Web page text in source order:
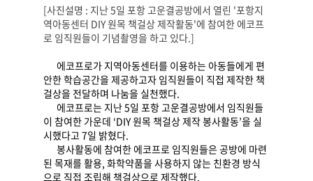
[사진설명 : 지난5일 포항 고운결공방에서 열린 '포항지
역아동센터 DIY원목 책걸상 제작활동'에 참여한 에코프
로 임직원들이 기념촬영을 하고 있다.]
에코프로가 지역아동센터를 이용하는 아동들에게 편
안한 학습공간을 제공하고자 임직원들이 직접 제작한 책
걸상을 전달하며 나눔을 실천했다.
에코프로는 지난5일 포항 고운결공방에서 임직원들
이 참여한 가운데 ‘DIY원목 책걸상 제작 봉사활동’을 실
시했다고7일 밝혔다.
봉사활동에 참여한 에코프로 임직원들은 공방에 마련
된 목재를 활용,화학약품을 사용하지 않는 친환경 방식
으로 직접 조립해 책걸상으로 제작했다.